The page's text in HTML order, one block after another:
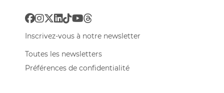
Inscrivez-vous à notre newsletter
Toutes les newsletters
Préférences de confidentialité